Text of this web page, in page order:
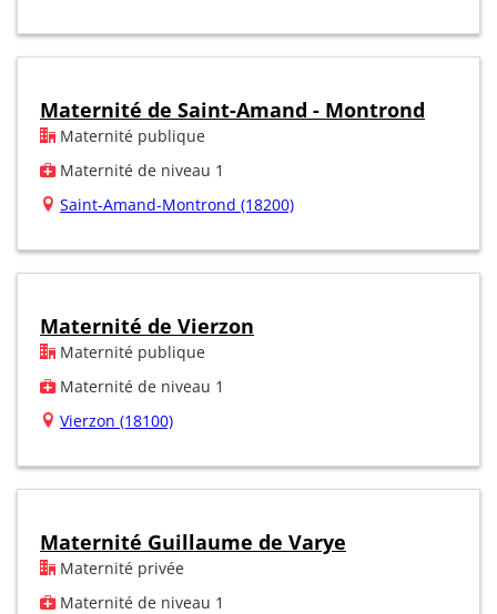
Maternité de Saint-Amand - Montrond
Maternité publique
Maternité de niveau 1
Saint-Amand-Montrond (18200)
Maternité de Vierzon
Maternité publique
Maternité de niveau 1
Vierzon (18100)
Maternité Guillaume de Varye
Maternité privée
Maternité de niveau 1